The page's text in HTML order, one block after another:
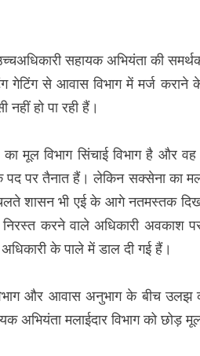
सहायक अभियंता की
गेटिंग से आवास विभाग में मर्ज कराने
नहीं हो पा रही हैं।
मूल विभाग सिंचाई विभाग है और
पर तैनात हैं। लेकिन सक्सेना का
शासन भी एई के आगे नतमस्तक दिख
करने वाले अधिकारी
के पाले में डाल दी गई हैं।
और आवास अनुभाग के बीच
अभियंता मलाईदार विभाग को छोड़